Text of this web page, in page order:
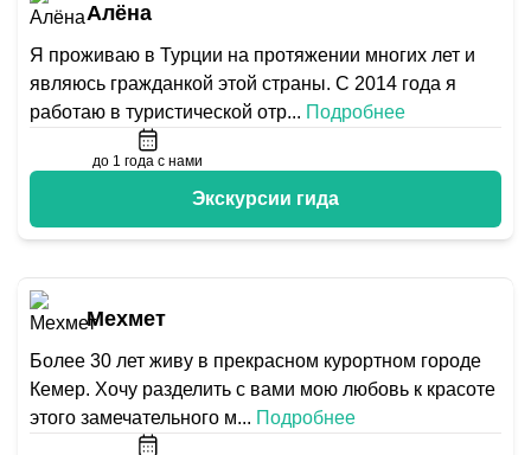
Алёна
Я проживаю в Турции на протяжении многих лет и
являюсь гражданкой этой страны. С 2014 года я
работаю в туристической отр... Подробнее
до 1 года с нами
Экскурсии гида
Мехмет
Более 30 лет живу в прекрасном курортном городе
Кемер. Хочу разделить с вами мою любовь к красоте
этого замечательного м... Подробнее